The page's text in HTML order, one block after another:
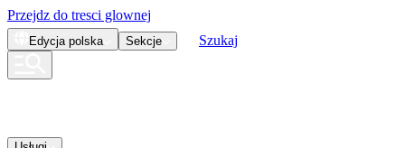
Przejdz do tresci glownej
Edycja polska Sekcje Szukaj